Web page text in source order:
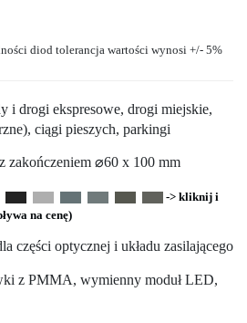
diod tolerancja wartości wynosi +/- 5%
i drogi ekspresowe, drogi miejskie,
ciągi pieszych, parkingi
zakończeniem ⌀60 x 100 mm
-> kliknij i
na cenę)
części optycznej i układu zasilającego
z PMMA, wymienny moduł LED,